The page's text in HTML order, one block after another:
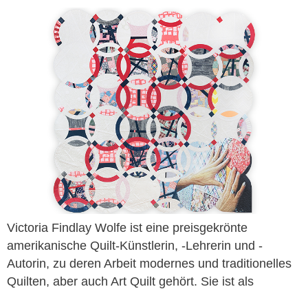
Victoria Findlay Wolfe ist eine preisgekrönte
amerikanische Quilt-Künstlerin, -Lehrerin und -
Autorin, zu deren Arbeit modernes und traditionelles
Quilten, aber auch Art Quilt gehört. Sie ist als